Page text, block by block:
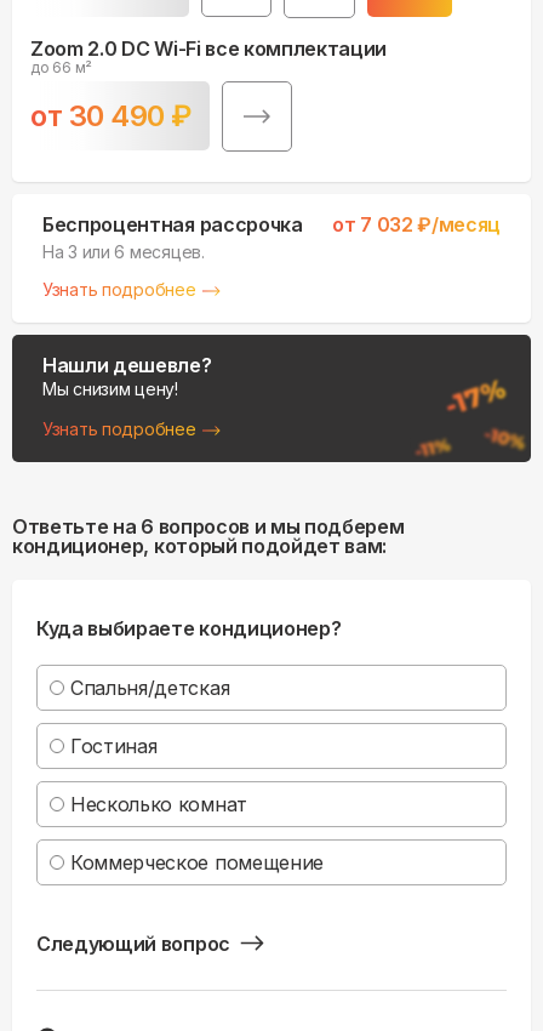
Zoom 2.0 DC Wi-Fi все комплектации
до 66 м²
от 30 490 ₽
Беспроцентная рассрочка от 7 032 ₽/месяц
На 3 или 6 месяцев.
Узнать подробнее
Нашли дешевле?
Мы снизим цену!
Узнать подробнее
Ответьте на 6 вопросов и мы подберем
кондиционер, который подойдет вам:
Куда выбираете кондиционер?
Спальня/детская
Гостиная
Несколько комнат
Коммерческое помещение
Следующий вопрос